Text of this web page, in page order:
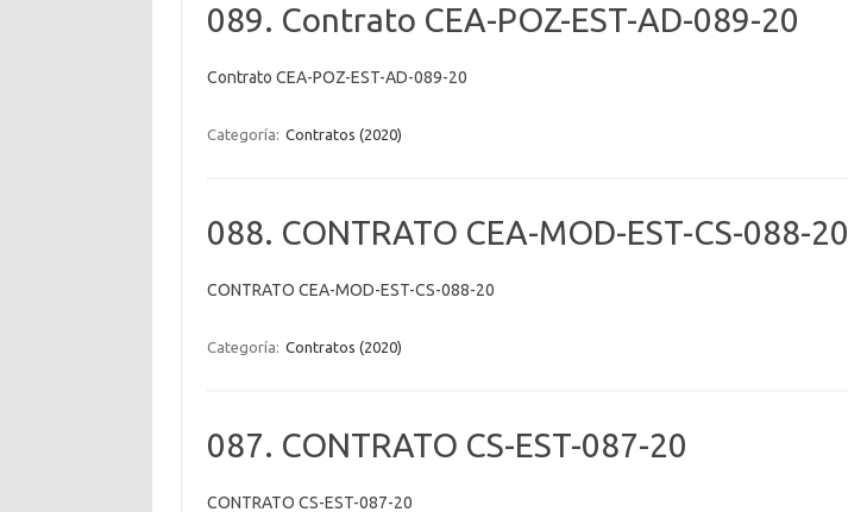
089. Contrato CEA-POZ-EST-AD-089-20
Contrato CEA-POZ-EST-AD-089-20
Categoría: Contratos (2020)
088. CONTRATO CEA-MOD-EST-CS-088-20
CONTRATO CEA-MOD-EST-CS-088-20
Categoría: Contratos (2020)
087. CONTRATO CS-EST-087-20
CONTRATO CS-EST-087-20